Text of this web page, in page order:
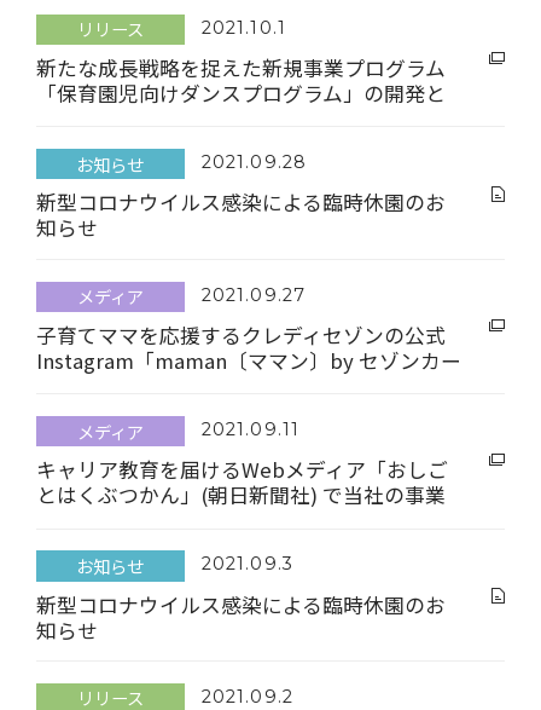
リリース 2021.10.1
新たな成長戦略を捉えた新規事業プログラム
「保育園児向けダンスプログラム」の開発と
お知らせ 2021.09.28
新型コロナウイルス感染による臨時休園のお
知らせ
メディア 2021.09.27
子育てママを応援するクレディセゾンの公式
Instagram「maman〔ママン〕by セゾンカー
てのお悩み解決記事が配信されています
メディア 2021.09.11
キャリア教育を届けるWebメディア「おしご
とはくぶつかん」(朝日新聞社) で当社の事業
お知らせ 2021.09.3
新型コロナウイルス感染による臨時休園のお
知らせ
リリース 2021.09.2